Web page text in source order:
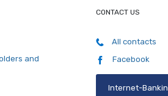
and
CONTACT US
All contacts
Facebook
Internet-